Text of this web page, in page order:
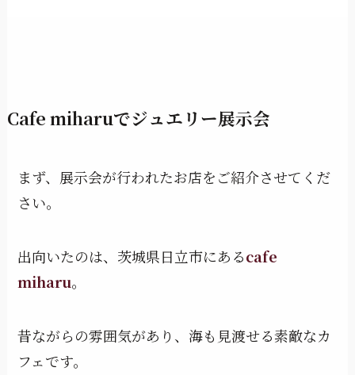
Cafe miharuでジュエリー展示会
まず、展示会が行われたお店をご紹介させてくだ
さい。
出向いたのは、茨城県日立市にあるcafe
miharu。
昔ながらの雰囲気があり、海も見渡せる素敵なカ
フェです。